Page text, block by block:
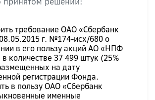
требование ОАО «Сбербанк
г. №174-исх/680 о
в его пользу акций АО «НПФ
количестве 37 499 штук (25%
на дату
регистрации Фонда.
в пользу ОАО «Сбербанк
именные